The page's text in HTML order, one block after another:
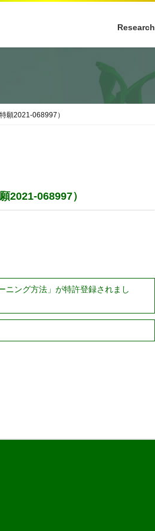
Research
願2021-068997）
2021-068997）
ニング方法」が特許登録されまし